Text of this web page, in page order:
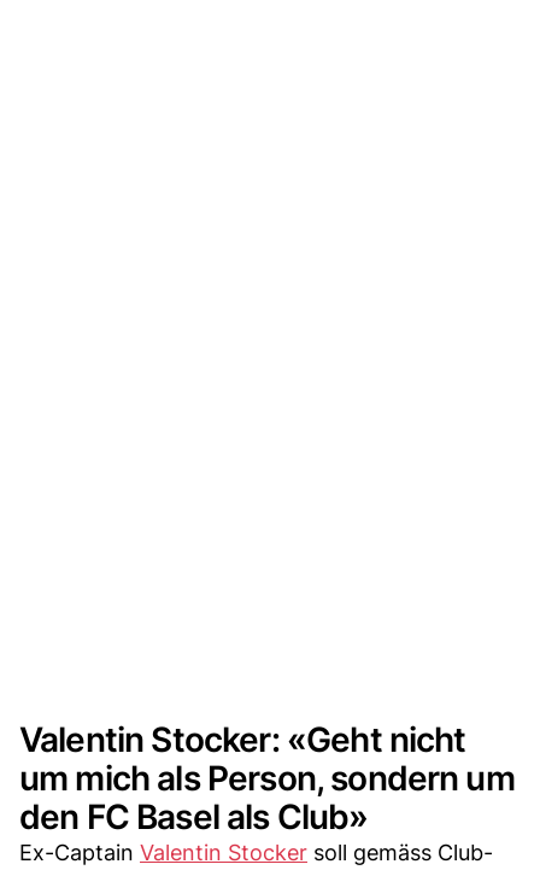
Valentin Stocker: «Geht nicht
um mich als Person, sondern um
den FC Basel als Club»
Ex-Captain Valentin Stocker soll gemäss Club-